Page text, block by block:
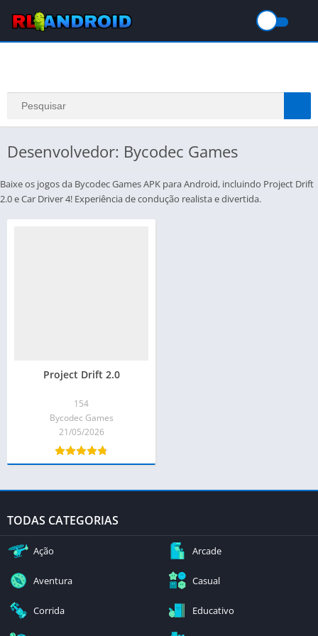
Desenvolvedor: Bycodec Games
Baixe os jogos da Bycodec Games APK para Android, incluindo Project Drift
2.0 e Car Driver 4! Experiência de condução realista e divertida.
Project Drift 2.0
154
Bycodec Games
21/05/2026
TODAS CATEGORIAS
Ação Arcade
Aventura Casual
Corrida Educativo